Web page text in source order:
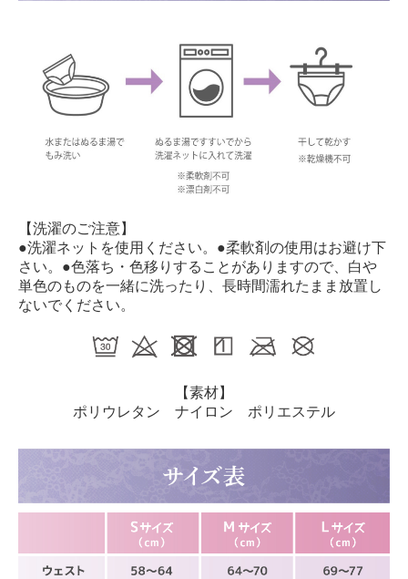
【洗濯のご注意】
●洗濯ネットを使用ください。●柔軟剤の使用はお避け下
さい。●色落ち・色移りすることがありますので、白や
単色のものを一緒に洗ったり、長時間濡れたまま放置し
ないでください。
【素材】
ポリウレタン ナイロン ポリエステル